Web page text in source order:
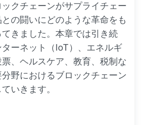
クチェーンがサプライチェー
の闘いにどのような革命をも
きました。本章では引き続
ーネット（IoT）、エネルギ
、ヘルスケア、教育、税制な
野におけるブロックチェーン
いきます。